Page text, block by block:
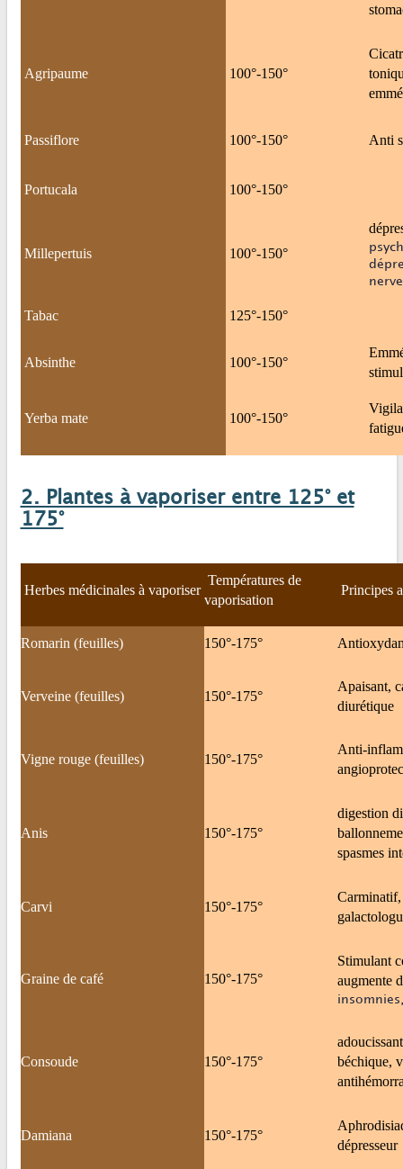
Agripaume 100°-150°
Passiflore 100°-150° Anti
Portucala 100°-150°
Millepertuis 100°-150°
Tabac 125°-150°
Absinthe 100°-150°
Yerba mate 100°-150°
2. Plantes à vaporiser entre 125° et
175°
Herbes médicinales à vaporiser
Températures de
vaporisation
Principes
Romarin (feuilles) 150°-175°
Verveine (feuilles) 150°-175°
Apaisant,
diurétique
Vigne rouge (feuilles) 150°-175°
Anti-
Anis 150°-175°
digestion
spasmes
Carvi 150°-175°
Carminatif,
Graine de café 150°-175°
Stimulant
augmente
Consoude 150°-175°
béchique,
Damiana 150°-175°
dépresseur